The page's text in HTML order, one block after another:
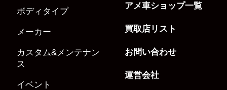
ボディタイプ
メーカー
カスタム&メンテナン
ス
イベント
アメ車ショップ一覧
買取店リスト
お問い合わせ
運営会社